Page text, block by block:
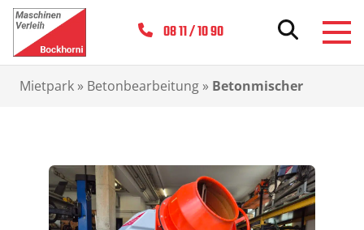
08 11 / 10 90
Mietpark » Betonbearbeitung » Betonmischer